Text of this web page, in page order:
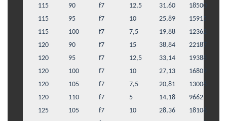
115
90 f7 12,5 31,60
18500
115
95 f7 10 25,89
15915
115
100 f7 7,5 19,88
12362
120
90 f7 15 38,84
22187
120
95 f7 12,5 33,14
19388
120
100 f7 10 27,13
16809
120
105 f7 7,5 20,81
13006
120
110 f7 5 14,18
9662
125
105 f7 10 28,36
18106